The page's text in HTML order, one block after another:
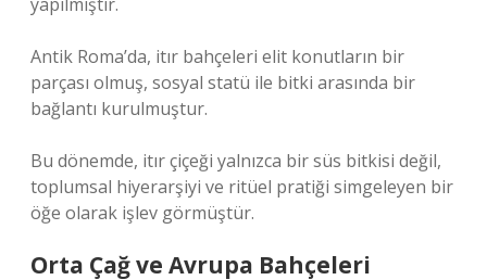
Antik Roma’da, itır bahçeleri elit konutların bir
parçası olmuş, sosyal statü ile bitki arasında bir
bağlantı kurulmuştur.
Bu dönemde, itır çiçeği yalnızca bir süs bitkisi değil,
toplumsal hiyerarşiyi ve ritüel pratiği simgeleyen bir
öğe olarak işlev görmüştür.
Orta Çağ ve Avrupa Bahçeleri